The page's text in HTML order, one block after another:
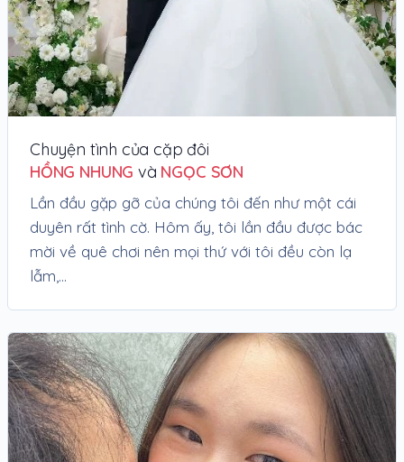
Chuyện tình của cặp đôi
HỒNG NHUNG và NGỌC SƠN
Lần đầu gặp gỡ của chúng tôi đến như một cái
duyên rất tình cờ. Hôm ấy, tôi lần đầu được bác
mời về quê chơi nên mọi thứ với tôi đều còn lạ
lẫm,...